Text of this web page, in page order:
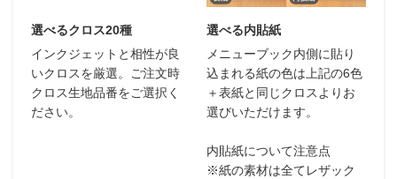
選べるクロス20種
インクジェットと相性が良
いクロスを厳選。ご注文時
クロス生地品番をご選択く
ださい。
選べる内貼紙
メニューブック内側に貼り
込まれる紙の色は上記の6色
＋表紙と同じクロスよりお
選びいただけます。
内貼紙について注意点
※紙の素材は全てレザック